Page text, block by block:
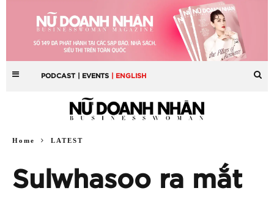
PODCAST | EVENTS | ENGLISH
Home LATEST
Sulwhasoo ra mắt